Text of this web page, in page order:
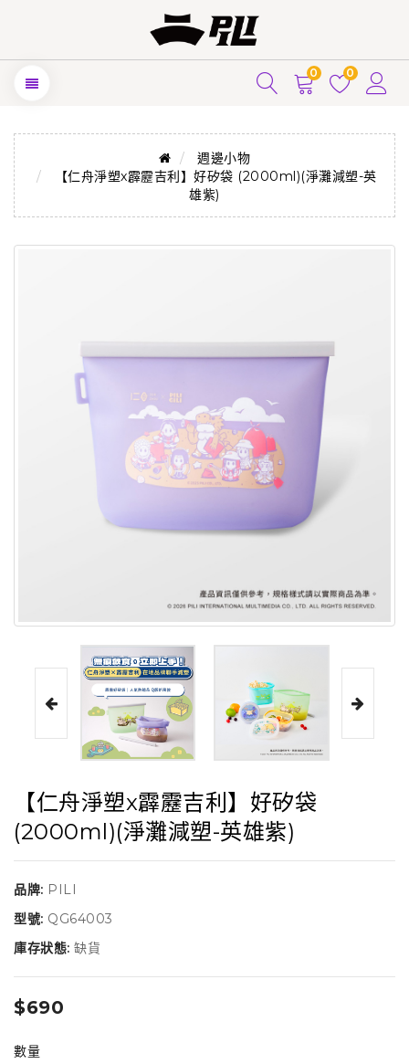
0 0
週邊小物
【仁舟淨塑x霹靂吉利】好矽袋 (2000ml)(淨灘減塑-英
雄紫)
【仁舟淨塑x霹靂吉利】好矽袋
(2000ml)(淨灘減塑-英雄紫)
品牌: PILI
型號: QG64003
庫存狀態: 缺貨
$690
數量